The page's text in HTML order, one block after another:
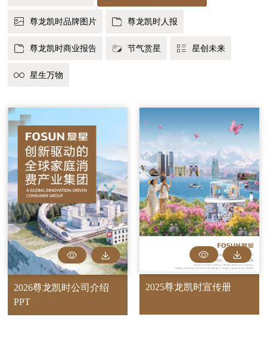
尊龙凯时品牌图片 尊龙凯时人报
尊龙凯时商业报告 节气赏星 星创未来
星生万物
2026尊龙凯时公司介绍
PPT
2025尊龙凯时宣传册